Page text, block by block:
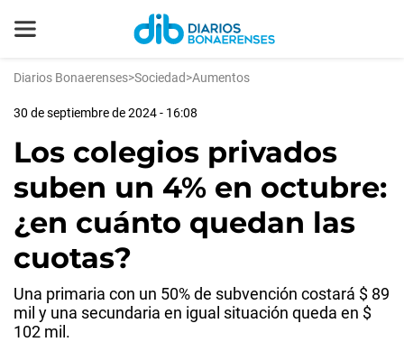
Diarios Bonaerenses>Sociedad>Aumentos
30 de septiembre de 2024 - 16:08
Los colegios privados
suben un 4% en octubre:
¿en cuánto quedan las
cuotas?
Una primaria con un 50% de subvención costará $ 89
mil y una secundaria en igual situación queda en $
102 mil.